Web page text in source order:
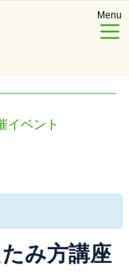
Menu
み方講座